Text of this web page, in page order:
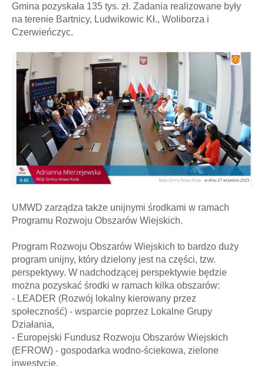
Gmina pozyskała 135 tys. zł. Zadania realizowane były
na terenie Bartnicy, Ludwikowic Kł., Woliborza i
Czerwieńczyc.
UMWD zarządza także unijnymi środkami w ramach
Programu Rozwoju Obszarów Wiejskich.
Program Rozwoju Obszarów Wiejskich to bardzo duży
program unijny, który dzielony jest na części, tzw.
perspektywy. W nadchodzącej perspektywie będzie
można pozyskać środki w ramach kilka obszarów:
- LEADER (Rozwój lokalny kierowany przez
społeczność) - wsparcie poprzez Lokalne Grupy
Działania,
- Europejski Fundusz Rozwoju Obszarów Wiejskich
(EFROW) - gospodarka wodno-ściekowa, zielone
inwestycje.